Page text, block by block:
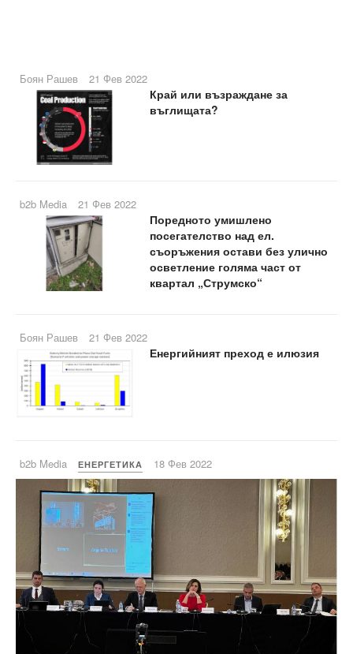
Боян Рашев 21 Фев 2022
Край или възраждане за
въглищата?
b2b Media 21 Фев 2022
Поредното умишлено
посегателство над ел.
съоръжения остави без улично
осветление голяма част от
квартал „Струмско“
Боян Рашев 21 Фев 2022
Енергийният преход е илюзия
b2b Media ЕНЕРГЕТИКА 18 Фев 2022